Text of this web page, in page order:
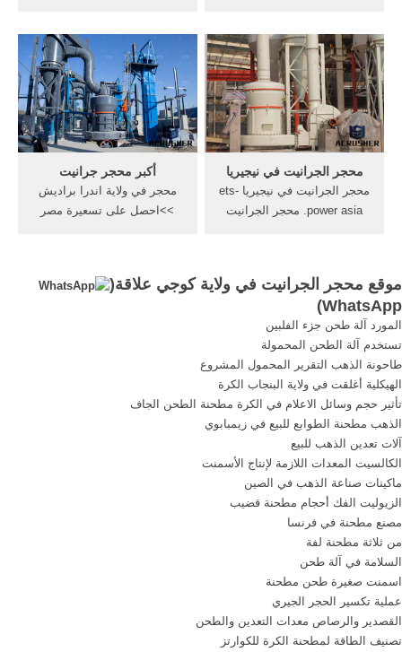
معدات التعدين محجر الجرانيت
للبيع في ولاية اندرا, المحمول
طحن - chancadora, في ولاية,
محجر . الحصول على السعر
الجهة التي أعدت الدراسة
أوضحت أن الطفلة أكبر مكون
في, الجرانيت, محجر و حجم,
الكنوز ...
أكبر محجر جرانيت
محجر في ولاية اندرا براديش
>>احصل على تسعيرة مصر
موقع محجر الجرانيت.
محجر الجرانيت في نيجيريا
محجر الجرانيت في نيجيريا ets-
power asia. محجر الجرانيت
granite in nigeria stone dust
Lagos Nigeria how to install
pavers installing pavers
laying pavers pea stone.
موقع محجر الجرانيت في ولاية كوجي علاقة(
WhatsApp
)
المورد آلة طحن جزء الفلبين
تستخدم آلة الطحن المحمولة
طاحونة الذهب التقرير المحمول المشروع
الهيكلية أغلقت في ولاية البنجاب الكرة
تأثير حجم وسائل الاعلام في الكرة مطحنة الطحن الجاف
الذهب مطحنة الطوابع للبيع في زيمبابوي
آلات تعدين الذهب للبيع
الكالسيت المعدات اللازمة لإنتاج الأسمنت
ماكينات صناعة الذهب في الصين
الزيوليت الفك أحجام مطحنة قضيب
مصنع مطحنة في فرنسا
من ثلاثة مطحنة لفة
السلامة في آلة طحن
اسمنت صغيرة طحن مطحنة
عملية تكسير الحجر الجيري
القصدير والرصاص معدات التعدين والطحن
تصنيف الطاقة لمطحنة الكرة للكوارتز